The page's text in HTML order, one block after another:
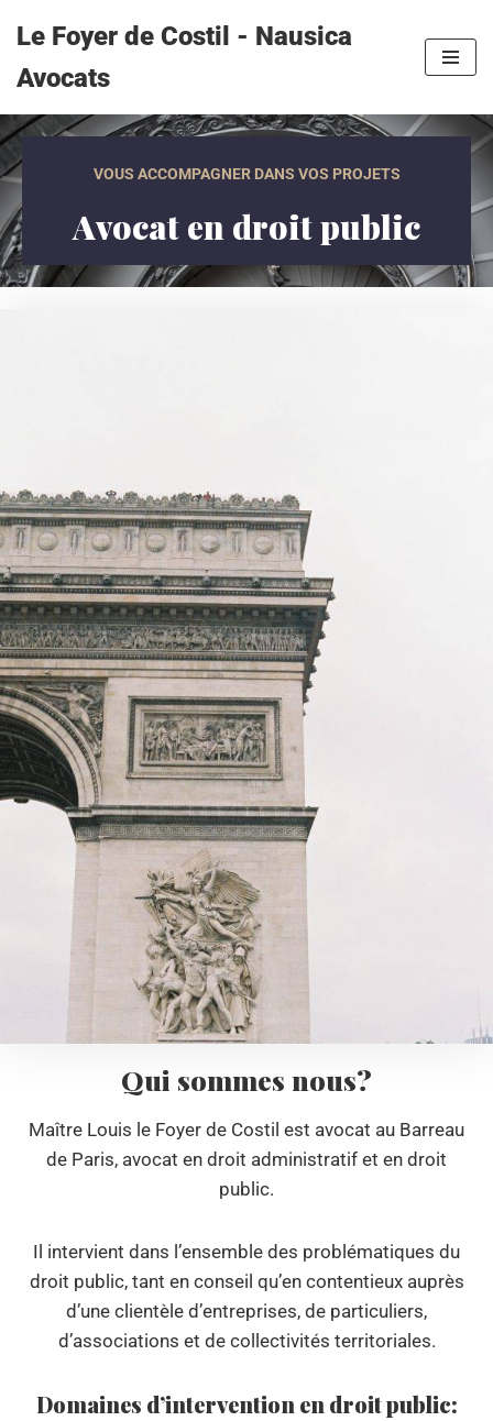
au
contenu
Le Foyer de Costil - Nausica
Avocats
VOUS ACCOMPAGNER DANS VOS PROJETS
Avocat en droit public
Qui sommes nous?
Maître Louis le Foyer de Costil est avocat au Barreau
de Paris, avocat en droit administratif et en droit
public.
Il intervient dans l’ensemble des problématiques du
droit public, tant en conseil qu’en contentieux auprès
d’une clientèle d’entreprises, de particuliers,
d’associations et de collectivités territoriales.
Domaines d’intervention en droit public: